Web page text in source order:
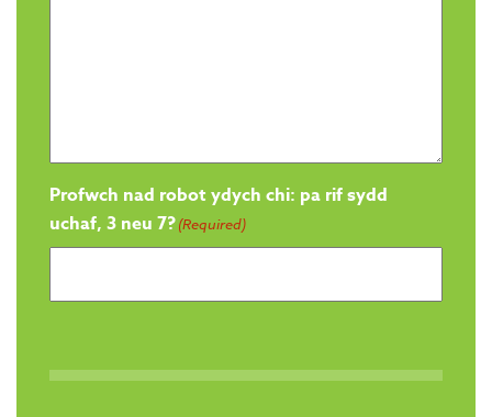
Profwch nad robot ydych chi: pa rif sydd
uchaf, 3 neu 7?(Required)